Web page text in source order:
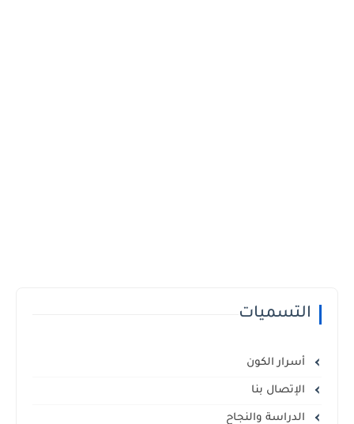
التسميات
أسرار الكون
الإتصال بنا
الدراسة والنجاح